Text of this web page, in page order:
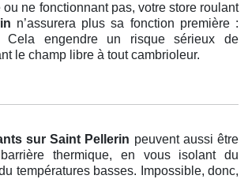
ou ne fonctionnant pas, votre store roulant
n’assurera plus sa fonction première :
Cela engendre un risque sérieux de
le champ libre à tout cambrioleur.
sur Saint Pellerin peuvent aussi être
thermique, en vous isolant du
températures basses. Impossible, donc,